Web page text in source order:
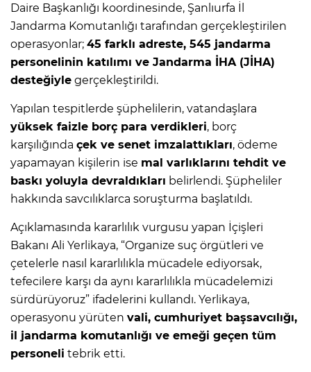
Daire Başkanlığı koordinesinde, Şanlıurfa İl
Jandarma Komutanlığı tarafından gerçekleştirilen
operasyonlar; 45 farklı adreste, 545 jandarma
personelinin katılımı ve Jandarma İHA (JİHA)
desteğiyle gerçekleştirildi.
Yapılan tespitlerde şüphelilerin, vatandaşlara
yüksek faizle borç para verdikleri, borç
karşılığında çek ve senet imzalattıkları, ödeme
yapamayan kişilerin ise mal varlıklarını tehdit ve
baskı yoluyla devraldıkları belirlendi. Şüpheliler
hakkında savcılıklarca soruşturma başlatıldı.
Açıklamasında kararlılık vurgusu yapan İçişleri
Bakanı Ali Yerlikaya, “Organize suç örgütleri ve
çetelerle nasıl kararlılıkla mücadele ediyorsak,
tefecilere karşı da aynı kararlılıkla mücadelemizi
sürdürüyoruz” ifadelerini kullandı. Yerlikaya,
operasyonu yürüten vali, cumhuriyet başsavcılığı,
il jandarma komutanlığı ve emeği geçen tüm
personeli tebrik etti.